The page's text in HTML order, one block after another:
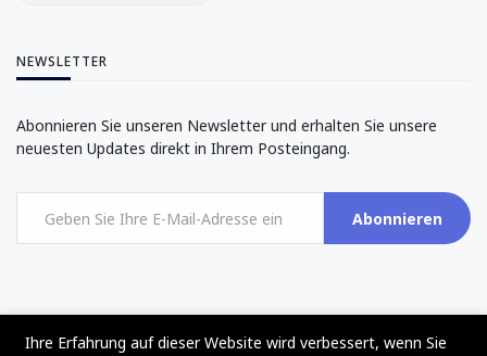
NEWSLETTER
Abonnieren Sie unseren Newsletter und erhalten Sie unsere
neuesten Updates direkt in Ihrem Posteingang.
Abonnieren
Ihre Erfahrung auf dieser Website wird verbessert, wenn Sie